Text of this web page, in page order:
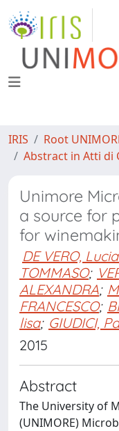
IRIS Root
Abstract in Atti di
Unimore
a source for
for
DE VERO,
TOMMASO;
ALEXANDRA;
FRANCESCO;
lisa; GIUDICI,
2015
Abstract
The University of
(UNIMORE)